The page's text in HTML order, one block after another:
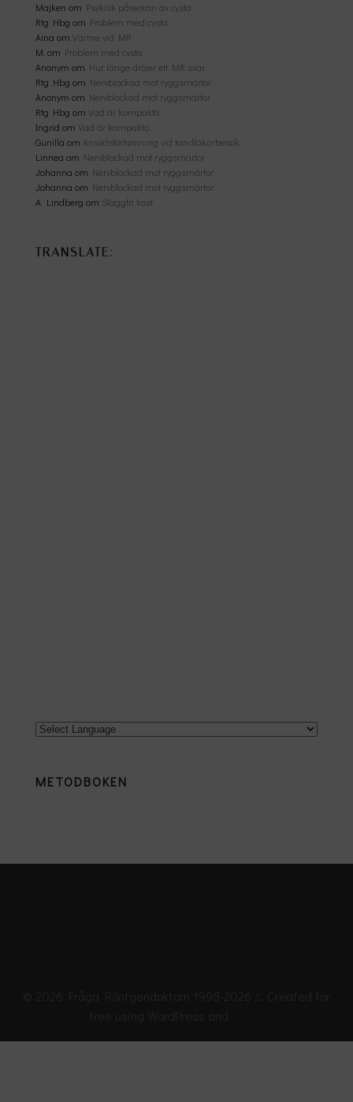
Majken om Psykisk påverkan av cysta
Rtg Hbg om Problem med cysta
Aina om Värme vid MR
M.om Problem med cysta
Anonym om Hur länge dröjer ett MR svar
Rtg Hbg om Nervblockad mot ryggsmärtor
Anonym om Nervblockad mot ryggsmärtor
Rtg Hbg om Vad är kompaktö
Ingrid om Vad är kompaktö
Gunilla om Ansiktsförlamning vid tandläkarbesök
Linnea om Nervblockad mot ryggsmärtor
Johanna om Nervblockad mot ryggsmärtor
Johanna om Nervblockad mot ryggsmärtor
A. Lindberg om Slaggfri kost
TRANSLATE:
METODBOKEN